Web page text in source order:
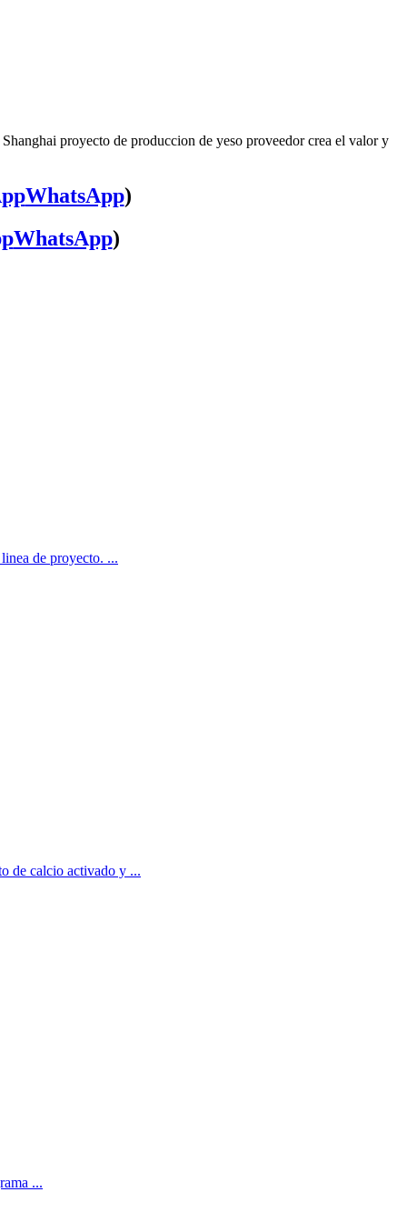
proyecto de produccion de yeso proveedor crea el valor y
WhatsApp)
WhatsApp)
de proyecto. ...
de calcio activado y ...
...